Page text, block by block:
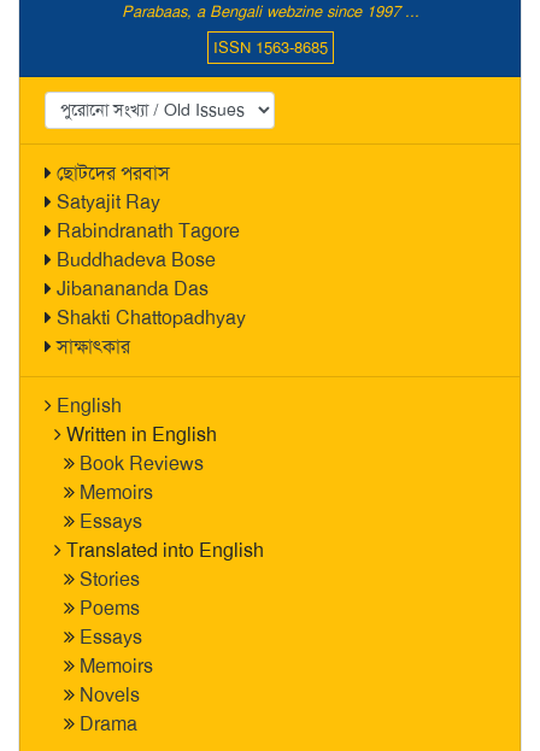
Parabaas, a Bengali webzine since 1997 ...
ISSN 1563-8685
ছোটদের পরবাস
Satyajit Ray
Rabindranath Tagore
Buddhadeva Bose
Jibanananda Das
Shakti Chattopadhyay
সাক্ষাৎকার
English
Written in English
Book Reviews
Memoirs
Essays
Translated into English
Stories
Poems
Essays
Memoirs
Novels
Drama